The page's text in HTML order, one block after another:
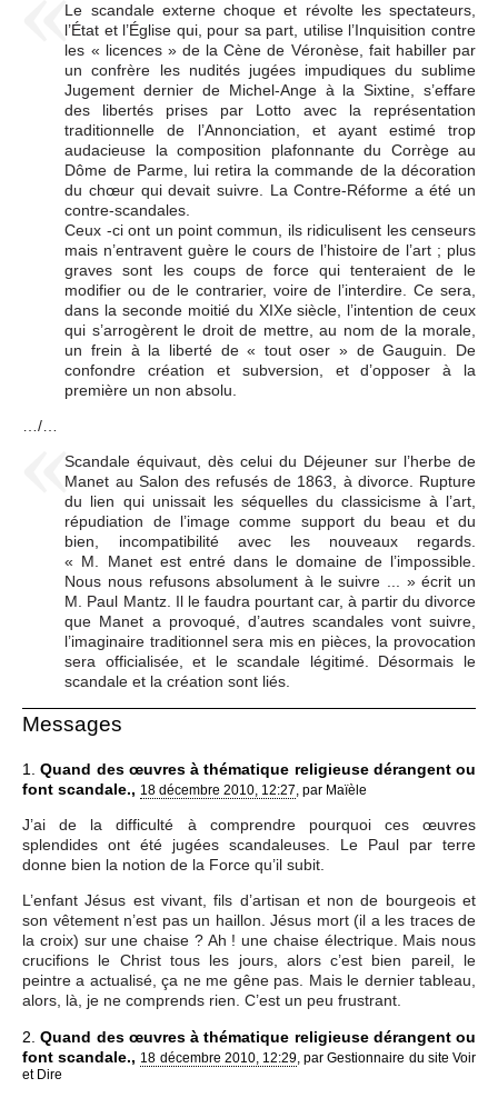
Le scandale externe choque et révolte les spectateurs,
l’État et l’Église qui, pour sa part, utilise l’Inquisition contre
les « licences » de la Cène de Véronèse, fait habiller par
un confrère les nudités jugées impudiques du sublime
Jugement dernier de Michel-Ange à la Sixtine, s’effare
des libertés prises par Lotto avec la représentation
traditionnelle de l’Annonciation, et ayant estimé trop
audacieuse la composition plafonnante du Corrège au
Dôme de Parme, lui retira la commande de la décoration
du chœur qui devait suivre. La Contre-Réforme a été un
contre-scandales.
Ceux -ci ont un point commun, ils ridiculisent les censeurs
mais n’entravent guère le cours de l’histoire de l’art ; plus
graves sont les coups de force qui tenteraient de le
modifier ou de le contrarier, voire de l’interdire. Ce sera,
dans la seconde moitié du XIXe siècle, l’intention de ceux
qui s’arrogèrent le droit de mettre, au nom de la morale,
un frein à la liberté de « tout oser » de Gauguin. De
confondre création et subversion, et d’opposer à la
première un non absolu.
…/…
Scandale équivaut, dès celui du Déjeuner sur l’herbe de
Manet au Salon des refusés de 1863, à divorce. Rupture
du lien qui unissait les séquelles du classicisme à l’art,
répudiation de l’image comme support du beau et du
bien, incompatibilité avec les nouveaux regards.
« M. Manet est entré dans le domaine de l’impossible.
Nous nous refusons absolument à le suivre ... » écrit un
M. Paul Mantz. Il le faudra pourtant car, à partir du divorce
que Manet a provoqué, d’autres scandales vont suivre,
l’imaginaire traditionnel sera mis en pièces, la provocation
sera officialisée, et le scandale légitimé. Désormais le
scandale et la création sont liés.
Messages
1. Quand des œuvres à thématique religieuse dérangent ou
font scandale., 18 décembre 2010, 12:27, par Maïèle
J’ai de la difficulté à comprendre pourquoi ces œuvres
splendides ont été jugées scandaleuses. Le Paul par terre
donne bien la notion de la Force qu’il subit.
L’enfant Jésus est vivant, fils d’artisan et non de bourgeois et
son vêtement n’est pas un haillon. Jésus mort (il a les traces de
la croix) sur une chaise ? Ah ! une chaise électrique. Mais nous
crucifions le Christ tous les jours, alors c’est bien pareil, le
peintre a actualisé, ça ne me gêne pas. Mais le dernier tableau,
alors, là, je ne comprends rien. C’est un peu frustrant.
2. Quand des œuvres à thématique religieuse dérangent ou
font scandale., 18 décembre 2010, 12:29 ,parGestionnaire du site Voir
et Dire